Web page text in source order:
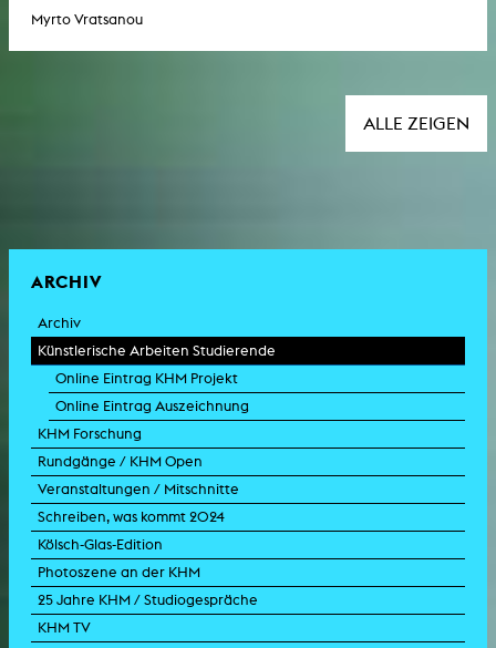
Myrto Vratsanou
ALLE ZEIGEN
ARCHIV
Archiv
Künstlerische Arbeiten Studierende
Online Eintrag KHM Projekt
Online Eintrag Auszeichnung
KHM Forschung
Rundgänge / KHM Open
Veranstaltungen / Mitschnitte
Schreiben, was kommt 2024
Kölsch-Glas-Edition
Photoszene an der KHM
25 Jahre KHM / Studiogespräche
KHM TV